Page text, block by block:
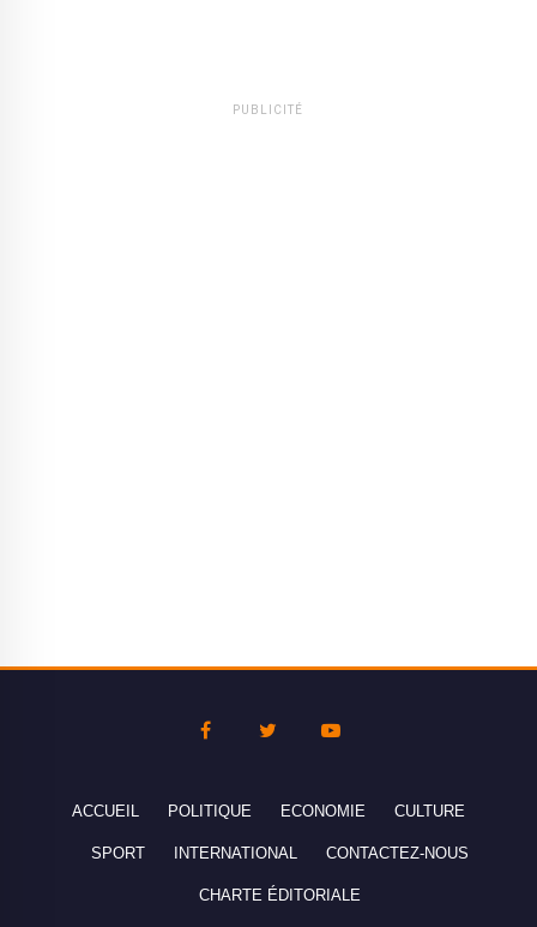
PUBLICITÉ
ACCUEIL POLITIQUE ECONOMIE CULTURE
SPORT INTERNATIONAL CONTACTEZ-NOUS
CHARTE ÉDITORIALE